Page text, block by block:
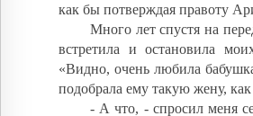
как бы потверждая правоту
Много лет спустя на
встретила и остановила
«Видно, очень любила
подобрала ему такую жену,
- А что, - спросил меня